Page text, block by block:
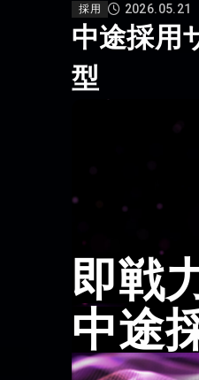
採用 2026.05.21
中途採用
型
即戦
中途